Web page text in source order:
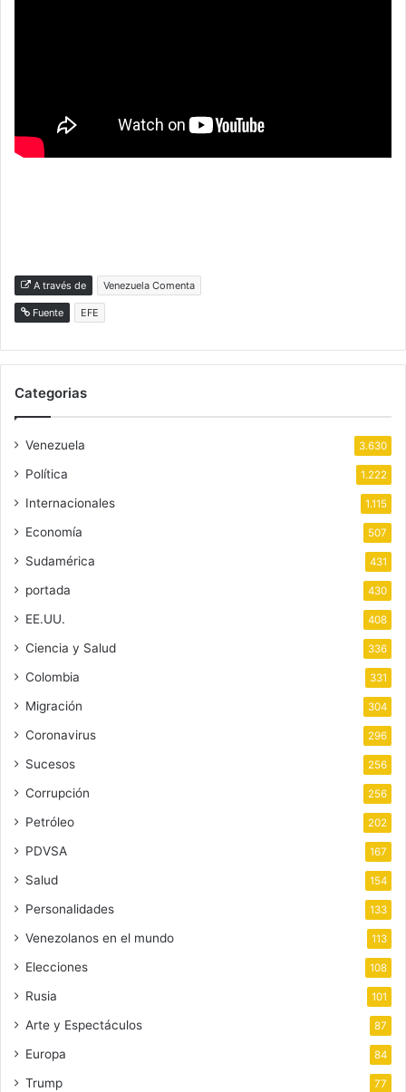
A través de Venezuela Comenta
Fuente EFE
Categorias
Venezuela 3.630
Política 1.222
Internacionales 1.115
Economía 507
Sudamérica 431
portada 430
EE.UU. 408
Ciencia y Salud 336
Colombia 331
Migración 304
Coronavirus 296
Sucesos 256
Corrupción 256
Petróleo 202
PDVSA 167
Salud 154
Personalidades 133
Venezolanos en el mundo 113
Elecciones 108
Rusia 101
Arte y Espectáculos 87
Europa 84
Trump 77